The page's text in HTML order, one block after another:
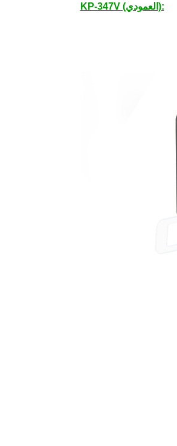
KP-347V (العمودي):